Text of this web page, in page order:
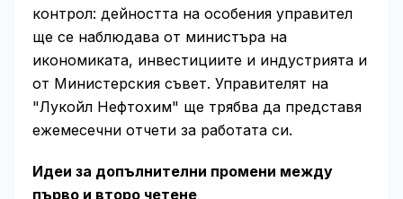
контрол: дейността на особения управител
ще се наблюдава от министъра на
икономиката, инвестициите и индустрията и
от Министерския съвет. Управителят на
"Лукойл Нефтохим" ще трябва да представя
ежемесечни отчети за работата си.
Идеи за допълнителни промени между
първо и второ четене